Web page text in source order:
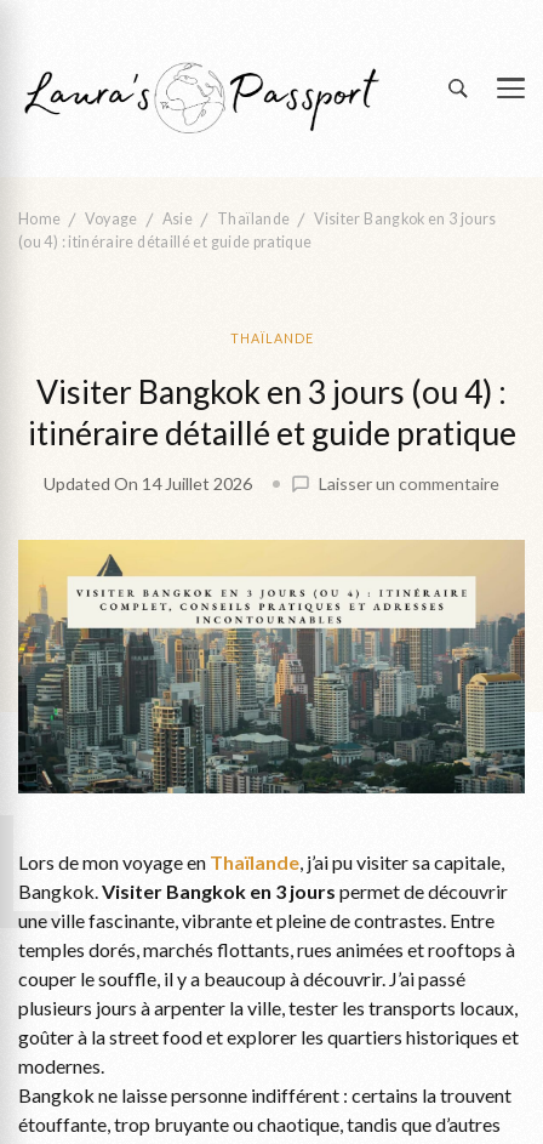
Home Voyage Asie Thaïlande
Visiter Bangkok en 3 jours
(ou 4) : itinéraire détaillé et guide pratique
THAÏLANDE
Visiter Bangkok en 3 jours (ou 4) :
itinéraire détaillé et guide pratique
Updated On 14 Juillet 2026 Laisser un commentaireon
jours
(ou
4)
:
et
Lors de mon voyage en Thaïlande , j’ai pu visiter sa capitale,
Bangkok. Visiter Bangkok en 3 jours permet de découvrir
une ville fascinante, vibrante et pleine de contrastes. Entre
temples dorés, marchés flottants, rues animées et rooftops à
couper le souffle, il y a beaucoup à découvrir. J’ai passé
plusieurs jours à arpenter la ville, tester les transports locaux,
goûter à la street food et explorer les quartiers historiques et
modernes.
Bangkok ne laisse personne indifférent : certains la trouvent
étouffante, trop bruyante ou chaotique, tandis que d’autres